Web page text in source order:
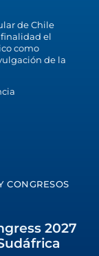
de Chile
finalidad el
como
de la
CONGRESOS
2027